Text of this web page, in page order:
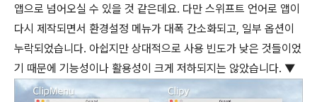
앱으로 넘어오실 수 있을 것 같은데요. 다만 스위프트 언어로 앱이
다시 제작되면서 환경설정 메뉴가 대폭 간소화되고, 일부 옵션이
누락되었습니다. 아쉽지만 상대적으로 사용 빈도가 낮은 것들이었
기 때문에 기능성이나 활용성이 크게 저하되지는 않았습니다. ▼